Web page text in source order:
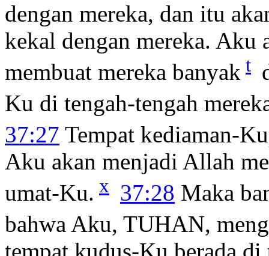
dengan mereka, dan itu
kekal dengan mereka. Aku
membuat mereka banyak t
Ku di tengah-tengah
37:27 Tempat kediaman-
Aku akan menjadi Allah
umat-Ku. x 37:28 Maka
bahwa Aku, TUHAN,